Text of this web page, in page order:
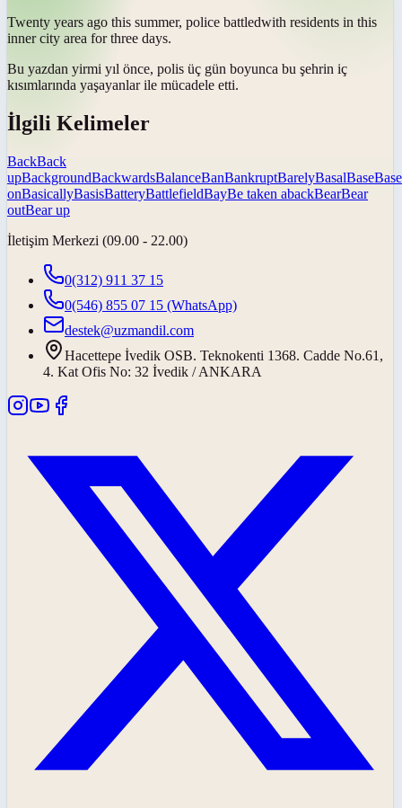
Twenty years ago this summer, police battledwith residents in this
inner city area for three days.
Bu yazdan yirmi yıl önce, polis üç gün boyunca bu şehrin iç
kısımlarında yaşayanlar ile mücadele etti.
İlgili Kelimeler
BackBack
upBackgroundBackwardsBalanceBanBankruptBarelyBasalBaseBase
onBasicallyBasisBatteryBattlefieldBayBe taken abackBearBear
outBear up
İletişim Merkezi (09.00 - 22.00)
0(312) 911 37 15
0(546) 855 07 15 (WhatsApp)
destek@uzmandil.com
Hacettepe İvedik OSB. Teknokenti 1368. Cadde No.61,
4. Kat Ofis No: 32 İvedik / ANKARA